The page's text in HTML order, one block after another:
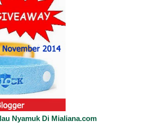
Nyamuk Di Mialiana.com